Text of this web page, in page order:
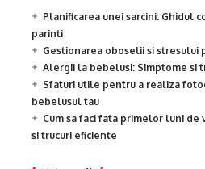
Planificarea unei sarcini: Ghidul
parinti
Gestionarea oboselii si stresului
Alergii la bebelusi: Simptome si
Sfaturi utile pentru a realiza
bebelusul tau
Cum sa faci fata primelor luni de
si trucuri eficiente